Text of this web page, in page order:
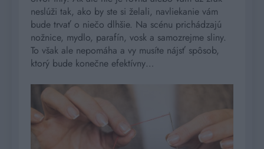
neslúži tak, ako by ste si želali, navliekanie vám
bude trvať o niečo dlhšie. Na scénu prichádzajú
nožnice, mydlo, parafín, vosk a samozrejme sliny.
To však ale nepomáha a vy musíte nájsť spôsob,
ktorý bude konečne efektívny…